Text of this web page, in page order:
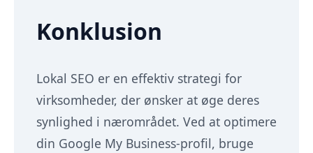
Konklusion
Lokal SEO er en effektiv strategi for
virksomheder, der ønsker at øge deres
synlighed i nærområdet. Ved at optimere
din Google My Business-profil, bruge